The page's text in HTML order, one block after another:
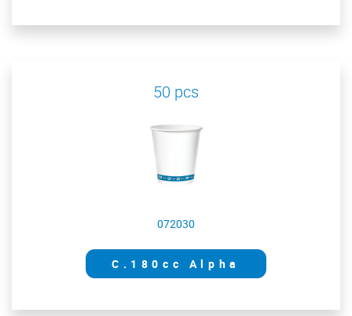
50 pcs
072030
C.180cc Alpha